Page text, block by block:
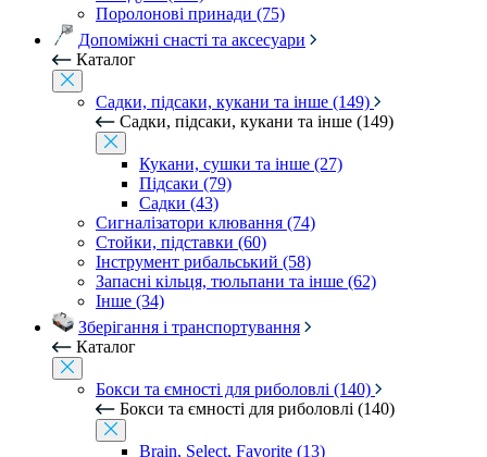
Поролонові принади (75)
Допоміжні снасті та аксесуари
Каталог
Садки, підсаки, кукани та інше (149)
Садки, підсаки, кукани та інше (149)
Кукани, сушки та інше (27)
Підсаки (79)
Садки (43)
Сигналізатори клювання (74)
Стойки, підставки (60)
Інструмент рибальський (58)
Запасні кільця, тюльпани та інше (62)
Інше (34)
Зберігання і транспортування
Каталог
Бокси та ємності для риболовлі (140)
Бокси та ємності для риболовлі (140)
Brain, Select, Favorite (13)